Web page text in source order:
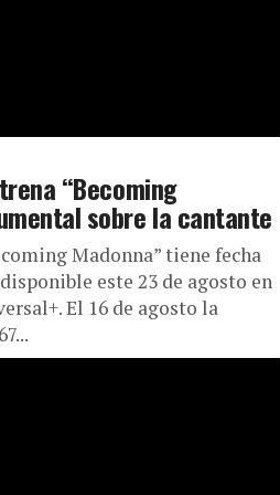
“Becoming
sobre la cantante
Madonna” tiene fecha
este 23 de agosto en
El 16 de agosto la